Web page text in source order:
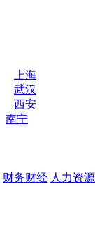
上海
武汉
西安
南宁
财务财经 人力资源